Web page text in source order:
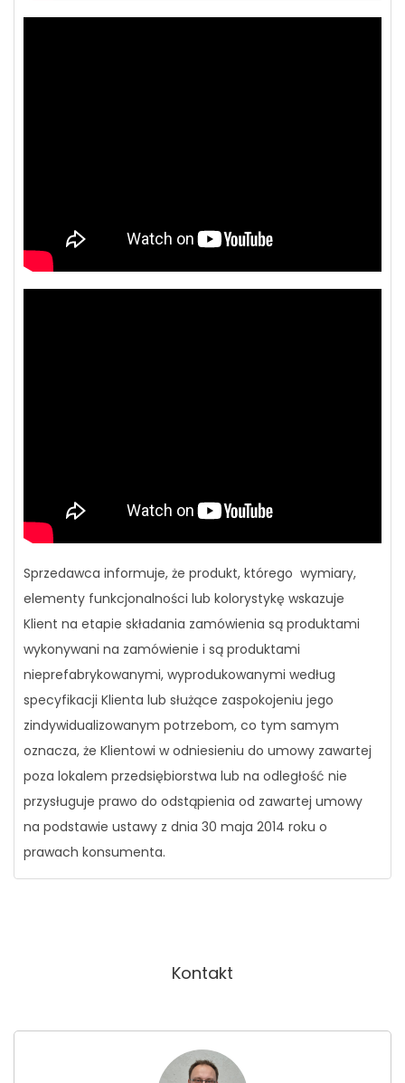
Sprzedawca informuje, że produkt, którego wymiary,
elementy funkcjonalności lub kolorystykę wskazuje
Klient na etapie składania zamówienia są produktami
wykonywani na zamówienie i są produktami
nieprefabrykowanymi, wyprodukowanymi według
specyfikacji Klienta lub służące zaspokojeniu jego
zindywidualizowanym potrzebom, co tym samym
oznacza, że Klientowi w odniesieniu do umowy zawartej
poza lokalem przedsiębiorstwa lub na odległość nie
przysługuje prawo do odstąpienia od zawartej umowy
na podstawie ustawy z dnia 30 maja 2014 roku o
prawach konsumenta.
Kontakt